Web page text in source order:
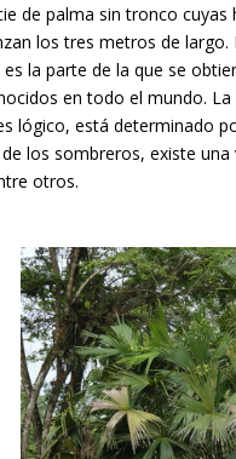
de palma sin tronco
los tres metros de
la parte de la que se
en todo el mundo.
lógico, está determinado
los sombreros, existe
otros.